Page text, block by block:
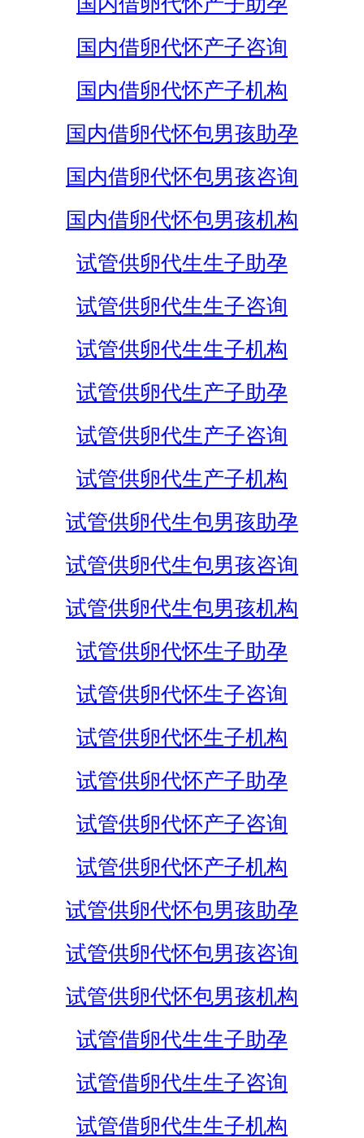
国内借卵代怀产子咨询
国内借卵代怀产子机构
国内借卵代怀包男孩助孕
国内借卵代怀包男孩咨询
国内借卵代怀包男孩机构
试管供卵代生生子助孕
试管供卵代生生子咨询
试管供卵代生生子机构
试管供卵代生产子助孕
试管供卵代生产子咨询
试管供卵代生产子机构
试管供卵代生包男孩助孕
试管供卵代生包男孩咨询
试管供卵代生包男孩机构
试管供卵代怀生子助孕
试管供卵代怀生子咨询
试管供卵代怀生子机构
试管供卵代怀产子助孕
试管供卵代怀产子咨询
试管供卵代怀产子机构
试管供卵代怀包男孩助孕
试管供卵代怀包男孩咨询
试管供卵代怀包男孩机构
试管借卵代生生子助孕
试管借卵代生生子咨询
试管借卵代生生子机构